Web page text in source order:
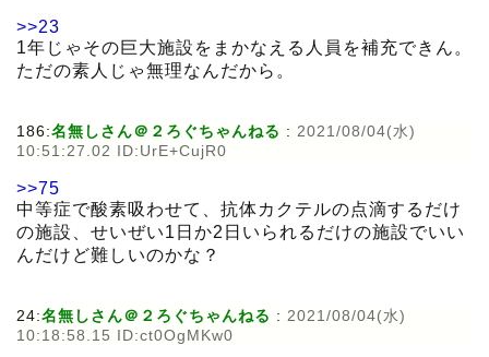
>>23
1年じゃその巨大施設をまかなえる人員を補充できん。
ただの素人じゃ無理なんだから。
186:名無しさん＠２ろぐちゃんねる : 2021/08/04(水)
10:51:27.02 ID:UrE+CujR0
>>75
中等症で酸素吸わせて、抗体カクテルの点滴するだけ
の施設、せいぜい1日か2日いられるだけの施設でいい
んだけど難しいのかな？
24:名無しさん＠２ろぐちゃんねる : 2021/08/04(水)
10:18:58.15 ID:ct0OgMKw0